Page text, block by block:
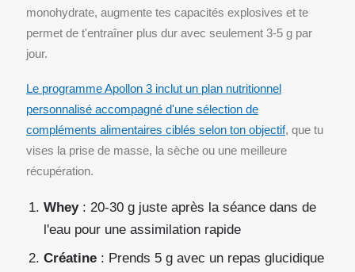
monohydrate, augmente tes capacités explosives et te
permet de t'entraîner plus dur avec seulement 3-5 g par
jour.
Le programme Apollon 3 inclut un plan nutritionnel
personnalisé accompagné d'une sélection de
compléments alimentaires ciblés selon ton objectif, que tu
vises la prise de masse, la sèche ou une meilleure
récupération.
Whey: 20-30 g juste après la séance dans de
l'eau pour une assimilation rapide
Créatine : Prends 5 g avec un repas glucidique